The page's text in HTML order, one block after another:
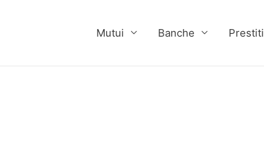
Mutui Banche Prestiti